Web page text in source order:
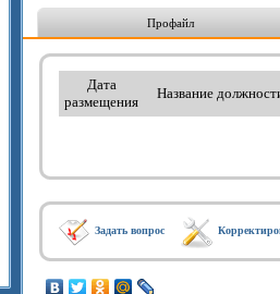
Профайл
Дата
размещения
Название
Задать вопрос